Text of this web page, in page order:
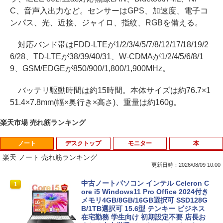
C、音声入出力など。センサーはGPS、加速度、電子コ
ンパス、光、近接、ジャイロ、指紋、RGBを備える。
対応バンド帯はFDD-LTEが1/2/3/4/5/7/8/12/17/18/19/2
6/28、TD-LTEが38/39/40/31、W-CDMAが1/2/4/5/6/8/1
9、GSM/EDGEが850/900/1,800/1,900MHz。
バッテリ駆動時間は約15時間。本体サイズは約76.7×1
51.4×7.8mm(幅×奥行き×高さ)、重量は約160g。
楽天市場 売れ筋ランキング
ノート
楽天 ノート 売れ筋ランキング
更新日時：2026/08/09 10:00
1
中古ノートパソコン インテル Celeron C
ore i5 Windows11 Pro Office 2024付き
メモリ4GB/8GB/16GB選択可 SSD128G
B/1TB選択可 15.6型 テンキー ビジネス
在宅勤務 学生向け 初期設定不要 店長お
デスクトップ モニター 本